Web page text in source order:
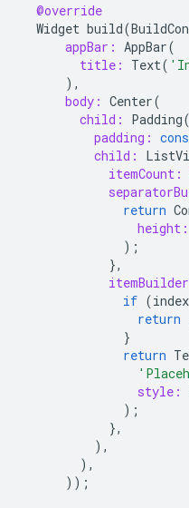
@override
Widget build(
appBar:
AppBar(
title:
Text(
),
body: Center(
child:
Padding(
padding:
child:
itemCount:
return
height:
);
},
if (index
return
}
return
style:
);
},
),
),
));